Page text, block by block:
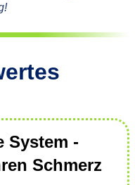
System -
Schmerz